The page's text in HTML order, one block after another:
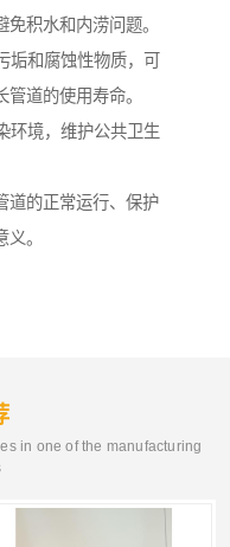
积水和内涝问题。
垢和腐蚀性物质，可
道的使用寿命。
环境，维护公共卫生
道的正常运行、保护
。
in one of the manufacturing